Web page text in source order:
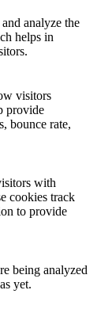
analyze the
helps in
visitors
provide
bounce rate,
with
cookies track
to provide
being analyzed
yet.